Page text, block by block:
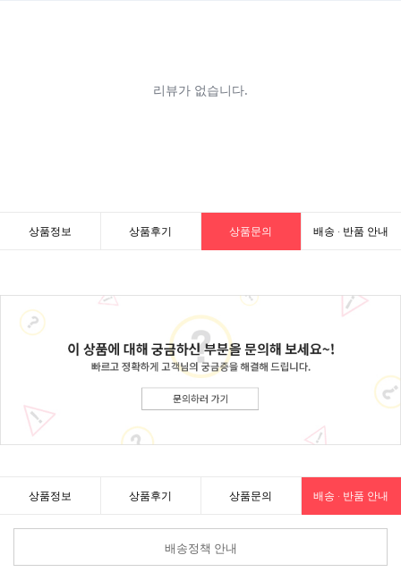
상품정보 상품후기 상품문의 배송 · 반품 안내
상품정보 상품후기 상품문의 배송 · 반품 안내
배송정책 안내